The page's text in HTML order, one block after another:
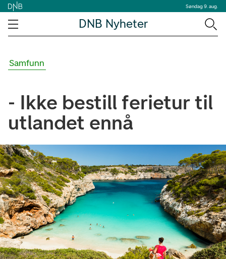
Søndag 9. aug.
DNB Nyheter
Samfunn
- Ikke bestill ferietur til
utlandet ennå